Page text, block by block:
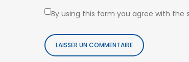
By using this form you agree with